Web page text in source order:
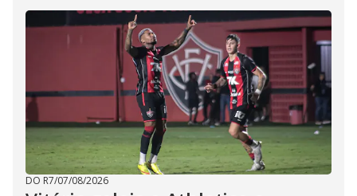
DO R7/07/08/2026